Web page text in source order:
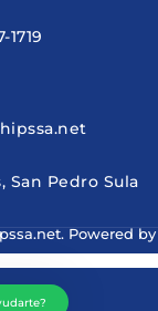
1719
San Pedro Sula
Powered